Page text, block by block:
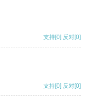
支持[0] 反对[0]
支持[0] 反对[0]